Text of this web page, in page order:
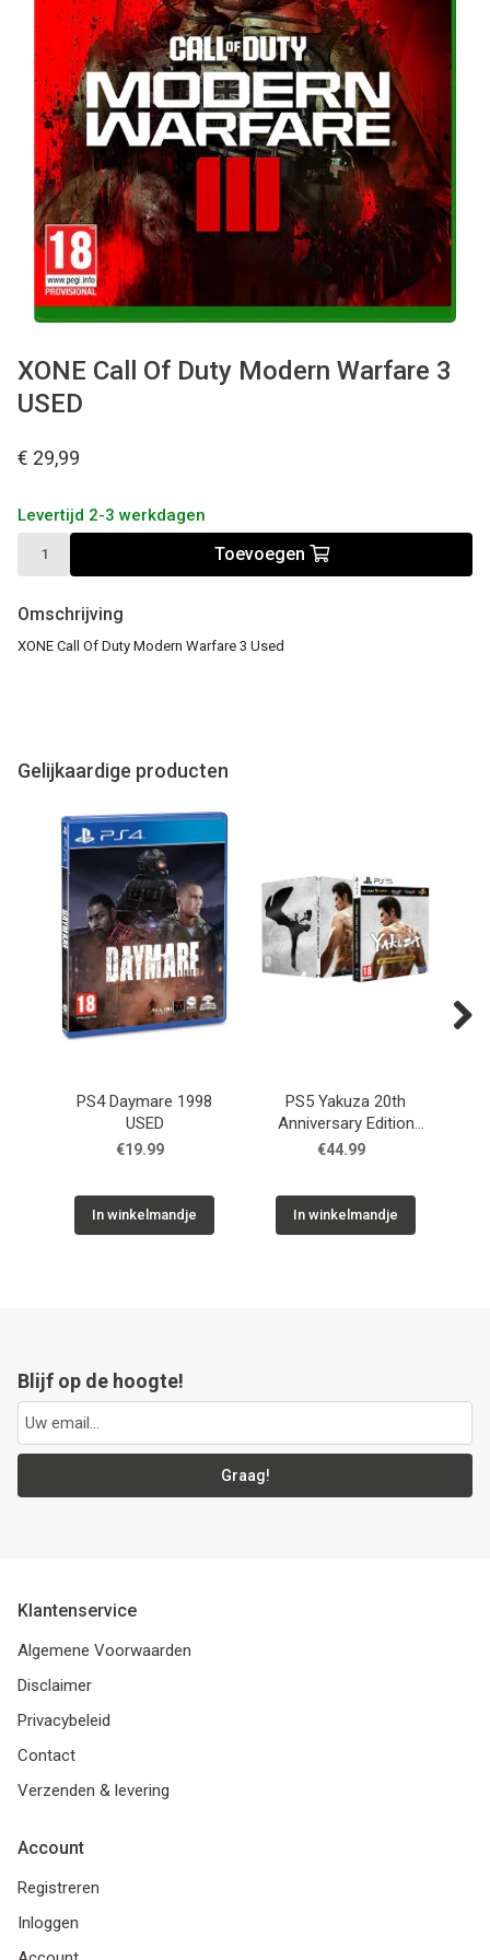
Used
Accessoires
Board Games
Cadeaubon
Inkoop
XONE Call Of Duty Modern Warfare 3
USED
€ 29,99
Levertijd 2-3 werkdagen
Toevoegen
Omschrijving
XONE Call Of Duty Modern Warfare 3 Used
Gelijkaardige producten
PS4 Daymare 1998
USED
€19.99
In winkelmandje
PS5 Yakuza 20th
Anniversary Edition
USED
€44.99
In winkelmandje
Blijf op de hoogte!
Graag!
Klantenservice
Algemene Voorwaarden
Disclaimer
Privacybeleid
Contact
Verzenden & levering
Account
Registreren
Inloggen